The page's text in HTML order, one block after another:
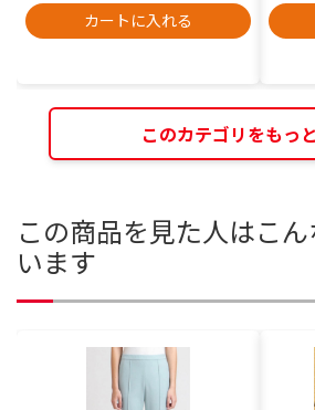
カートに入れる
このカテゴリをもっ
この商品を見た人はこ
います